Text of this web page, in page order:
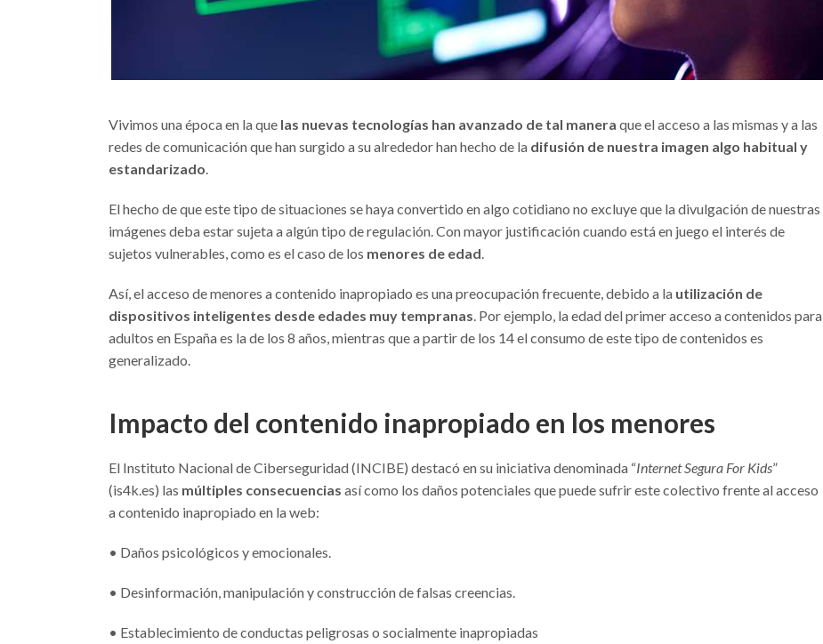
Vivimos una época en la que las nuevas tecnologías han avanzado de tal manera que el acceso a las mismas y a las
redes de comunicación que han surgido a su alrededor han hecho de la difusión de nuestra imagen algo habitual y
estandarizado.
El hecho de que este tipo de situaciones se haya convertido en algo cotidiano no excluye que la divulgación de nuestras
imágenes deba estar sujeta a algún tipo de regulación. Con mayor justificación cuando está en juego el interés de
sujetos vulnerables, como es el caso de los menores de edad.
Así, el acceso de menores a contenido inapropiado es una preocupación frecuente, debido a la utilización de
dispositivos inteligentes desde edades muy tempranas. Por ejemplo, la edad del primer acceso a contenidos para
adultos en España es la de los 8 años, mientras que a partir de los 14 el consumo de este tipo de contenidos es
generalizado.
Impacto del contenido inapropiado en los menores
El Instituto Nacional de Ciberseguridad (INCIBE) destacó en su iniciativa denominada “Internet Segura For Kids”
(is4k.es) las múltiples consecuencias así como los daños potenciales que puede sufrir este colectivo frente al acceso
a contenido inapropiado en la web:
• Daños psicológicos y emocionales.
• Desinformación, manipulación y construcción de falsas creencias.
• Establecimiento de conductas peligrosas o socialmente inapropiadas